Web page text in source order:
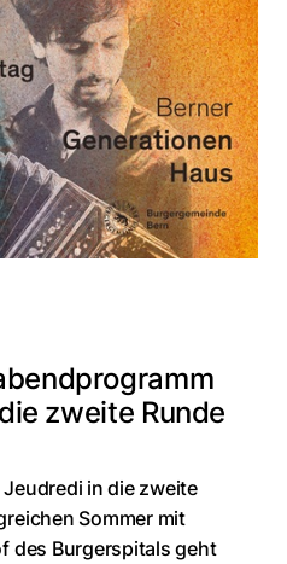
zweite Runde
in die zweite
Sommer mit
des Burgerspitals geht